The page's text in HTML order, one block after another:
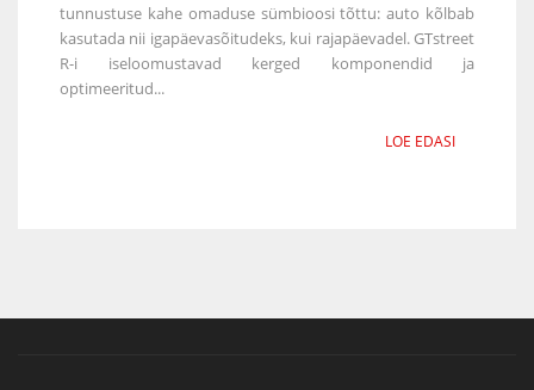
tunnustuse kahe omaduse sümbioosi tõttu: auto kõlbab
kasutada nii igapäevasõitudeks, kui rajapäevadel. GTstreet
R-i iseloomustavad kerged komponendid ja
optimeeritud...
LOE EDASI